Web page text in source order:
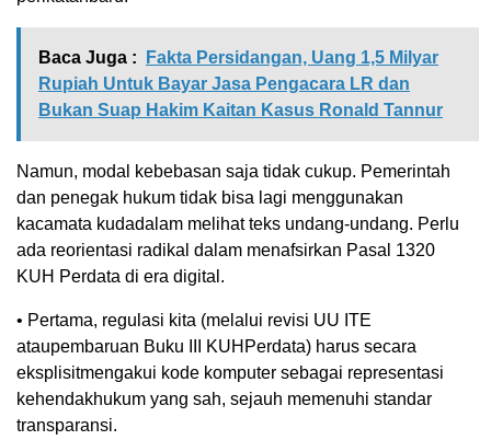
Baca Juga :
Fakta Persidangan, Uang 1,5 Milyar
Rupiah Untuk Bayar Jasa Pengacara LR dan
Bukan Suap Hakim Kaitan Kasus Ronald Tannur
Namun, modal kebebasan saja tidak cukup. Pemerintah
dan penegak hukum tidak bisa lagi menggunakan
kacamata kudadalam melihat teks undang-undang. Perlu
ada reorientasi radikal dalam menafsirkan Pasal 1320
KUH Perdata di era digital.
• Pertama, regulasi kita (melalui revisi UU ITE
ataupembaruan Buku KUHPerdata) harus secara
eksplisitmengakui kode komputer sebagai representasi
kehendakhukum yang sah, sejauh memenuhi standar
transparansi.